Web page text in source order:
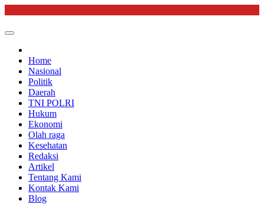
content
Home
Nasional
Politik
Daerah
TNI POLRI
Hukum
Ekonomi
Olah raga
Kesehatan
Redaksi
Artikel
Tentang Kami
Kontak Kami
Blog